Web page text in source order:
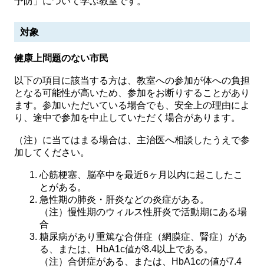
対象
健康上問題のない市民
以下の項目に該当する方は、教室への参加が体への負担
となる可能性が高いため、参加をお断りすることがあり
ます。参加いただいている場合でも、安全上の理由によ
り、途中で参加を中止していただく場合があります。
（注）に当てはまる場合は、主治医へ相談したうえで参
加してください。
心筋梗塞、脳卒中を最近6ヶ月以内に起こしたこ
とがある。
急性期の肺炎・肝炎などの炎症がある。
（注）慢性期のウィルス性肝炎で活動期にある場
合
糖尿病があり重篤な合併症（網膜症、腎症）があ
る、または、HbA1c値が8.4以上である。
（注）合併症がある、または、HbA1cの値が7.4